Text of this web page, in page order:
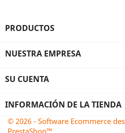
PRODUCTOS
NUESTRA EMPRESA
SU CUENTA
INFORMACIÓN DE LA TIENDA
© 2026 - Software Ecommerce
PrestaShop™